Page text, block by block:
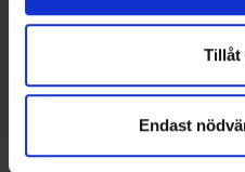
Tillåt
Endast
38 €